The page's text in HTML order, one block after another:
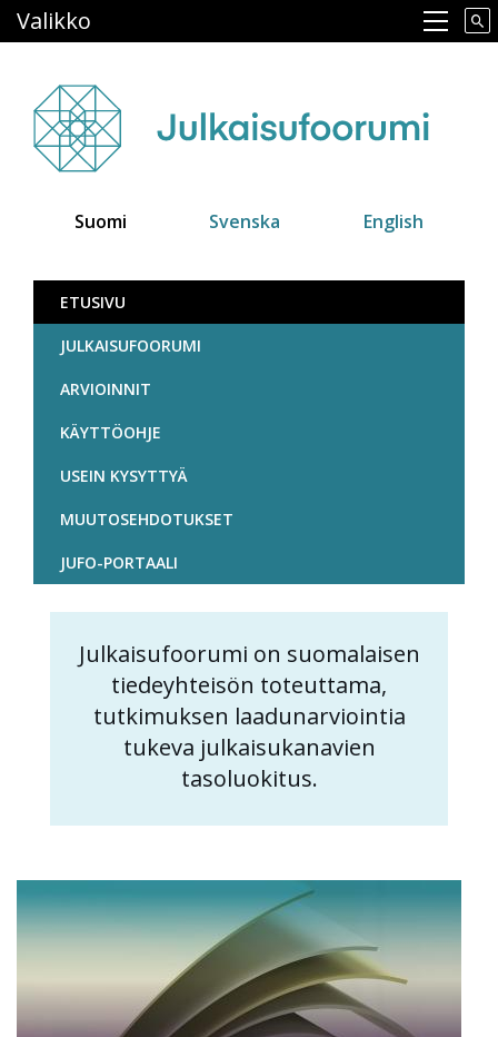
pääsisältöön
Main navigation
Valikko
Suomi Svenska English
Julkaisufoorumi
ETUSIVU
JULKAISUFOORUMI
ARVIOINNIT
KÄYTTÖOHJE
USEIN KYSYTTYÄ
MUUTOSEHDOTUKSET
JUFO-PORTAALI
Content
markup
Julkaisufoorumi on suomalaisen
tiedeyhteisön toteuttama,
tutkimuksen laadunarviointia
tukeva julkaisukanavien
tasoluokitus.